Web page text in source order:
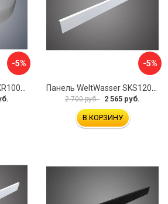
-5% -5%
2 700 руб. 2 565 руб.
В КОРЗИНУ